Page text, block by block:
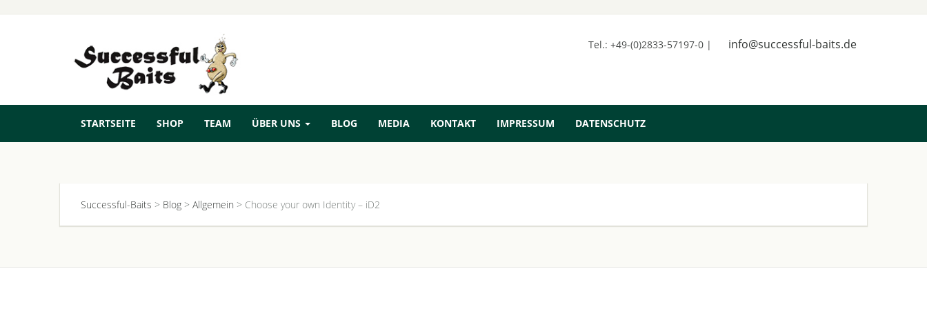
Tel.: +49-(0)2833-57197-0 | info@successful-baits.de
STARTSEITE SHOP TEAM ÜBER UNS BLOG MEDIA KONTAKT IMPRESSUM DATENSCHUTZ
Successful-Baits > Blog > Allgemein > Choose your own Identity – iD2